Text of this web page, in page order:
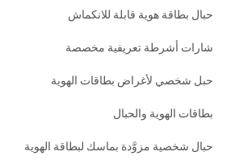
حبال بطاقة هوية قابلة للانكماش
شارات أشرطة تعريفية مخصصة
حبل شخصي لأغراض بطاقات الهوية
بطاقات الهوية والحبال
حبال شخصية مزوَّدة بماسك لبطاقة الهوية